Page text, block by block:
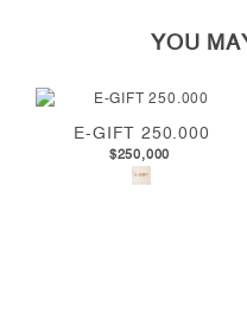
YOU
E-GIFT 250.000
$250,000